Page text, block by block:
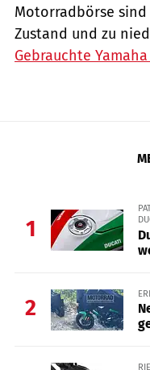
Motorradbörse sind
Zustand und zu
Gebrauchte
1
2